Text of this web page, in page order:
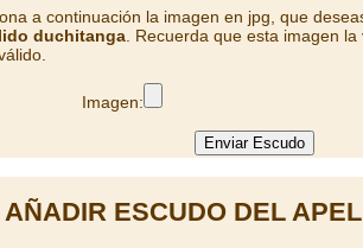
a continuación la imagen en jpg, que
duchitanga . Recuerda que esta imagen
Imagen:
AÑADIR ESCUDO DEL